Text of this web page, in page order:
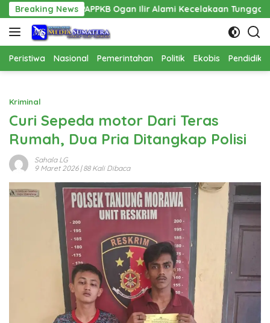
Langsung
ke
konten
Breaking News
Ogan Ilir Alami Kecelakaan Tunggal
Peristiwa Nasional Pemerintahan Politik Ekobis
Kriminal
Curi Sepeda motor Dari Teras
Rumah, Dua Pria Ditangkap Polisi
Sahala LG
9 Maret 2026| 88 Kali Dibaca